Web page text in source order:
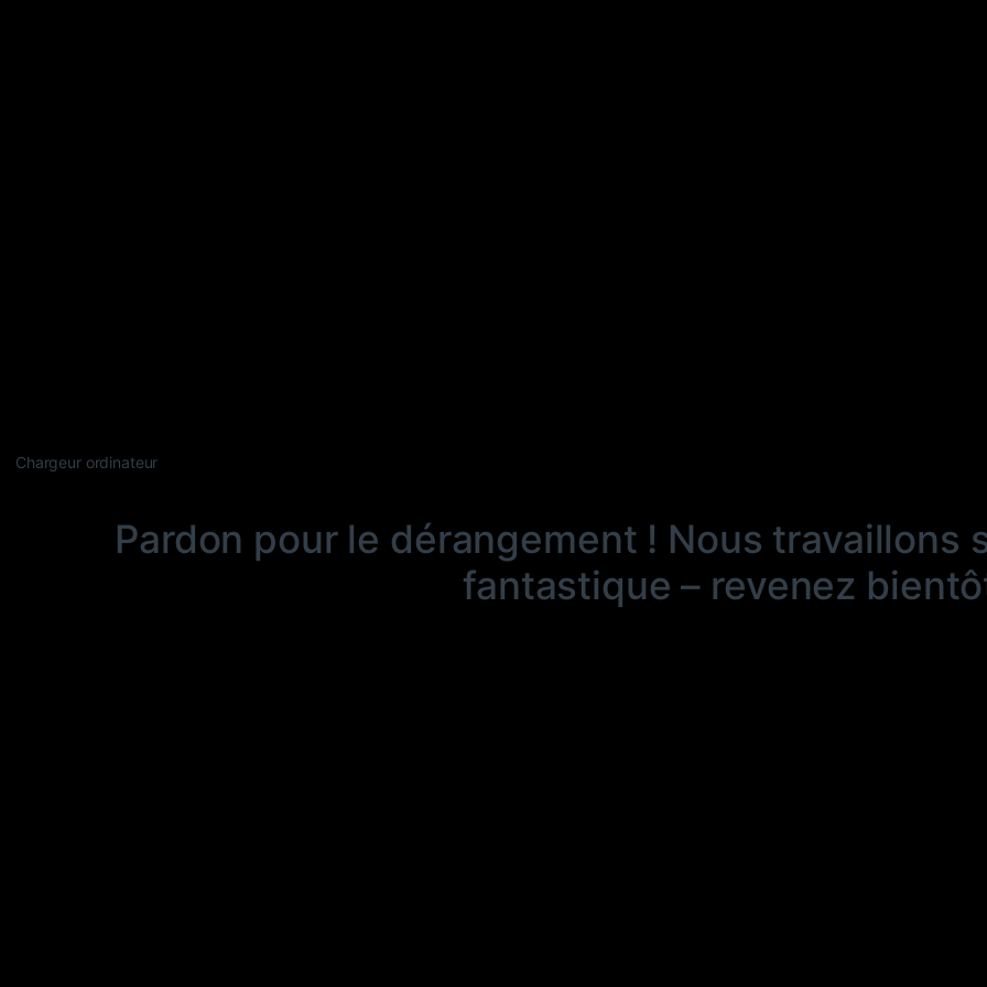
Chargeur ordinateur
Pardon pour le dérangement ! Nous travaillons
fantastique – revenez